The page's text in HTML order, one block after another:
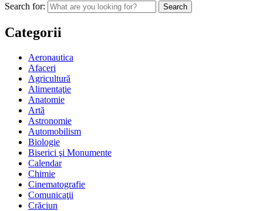
Search for:
Categorii
Aeronautica
Afaceri
Agricultură
Alimentaţie
Anatomie
Artă
Astronomie
Automobilism
Biologie
Biserici şi Monumente
Calendar
Chimie
Cinematografie
Comunicaţii
Crăciun